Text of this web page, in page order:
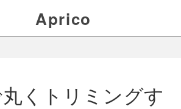
Aprico
くトリミングす